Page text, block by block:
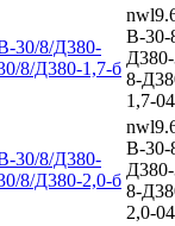
30/8/Д380-
8/Д380-1,7-б
В-30-
8-
1,7-04
30/8/Д380-
8/Д380-2,0-б
В-30-
8-
2,0-04